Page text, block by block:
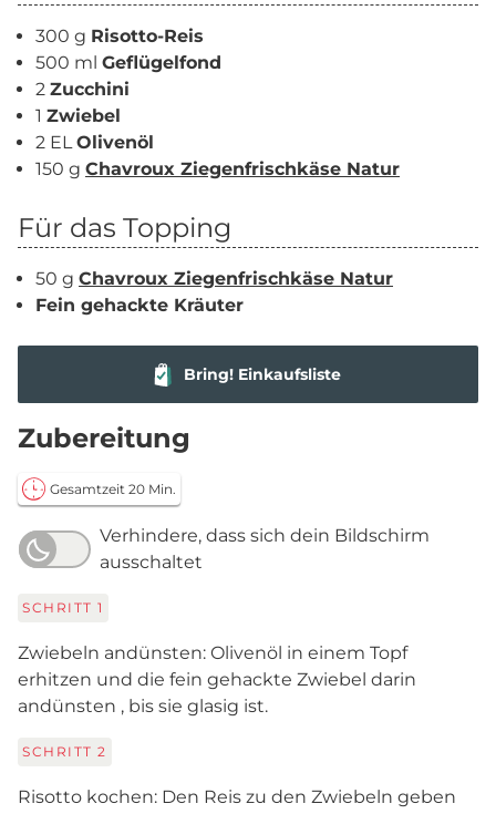
300 g Risotto-Reis
500 ml Geflügelfond
2 Zucchini
1 Zwiebel
2 ELOlivenöl
150 g Chavroux Ziegenfrischkäse Natur
Für das Topping
50 g Chavroux Ziegenfrischkäse Natur
Fein gehackte Kräuter
Bring! Einkaufsliste
Zubereitung
Gesamtzeit 20 Min.
Verhindere, dass sich dein Bildschirm
ausschaltet
SCHRITT 1
Zwiebeln andünsten: Olivenöl in einem Topf
erhitzen und die fein gehackte Zwiebel darin
andünsten , bis sie glasig ist.
SCHRITT 2
Risotto kochen: Den Reis zu den Zwiebeln geben